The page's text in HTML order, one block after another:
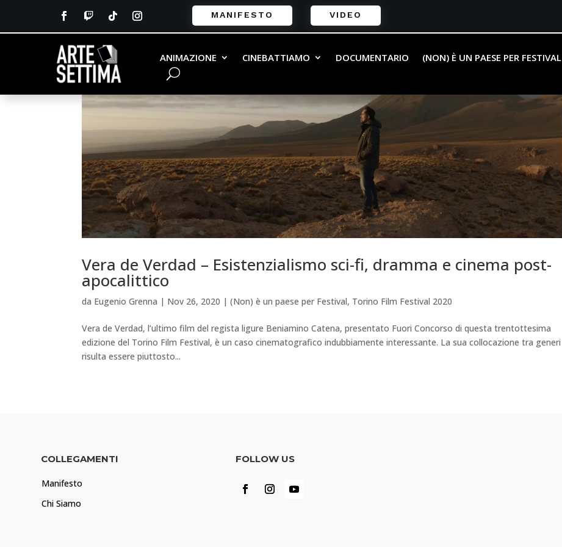
MANIFESTO VIDEO
ANIMAZIONE CINEBATTIAMO DOCUMENTARIO (NON) È UN PAESE PER FESTIVAL
Vera de Verdad – Esistenzialismo sci-fi, dramma e cinema post-
apocalittico
da Eugenio Grenna | Nov 26, 2020 |(Non) è un paese per Festival, Torino Film Festival 2020
Vera de Verdad, l’ultimo film del regista ligure Beniamino Catena, presentato Fuori Concorso di questa trentottesima
edizione del Torino Film Festival, è un caso cinematografico indubbiamente interessante. La sua collocazione tra generi
risulta essere piuttosto...
COLLEGAMENTI
Manifesto
Chi Siamo
FOLLOW US